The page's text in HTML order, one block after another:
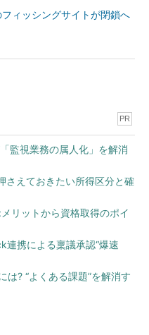
ィッシングサイトが閉鎖へ
PR
監視業務の属人化」を解消
さえておきたい所得区分と確
リットから資格取得のポイ
連携による稟議承認“爆速
? “よくある課題”を解消す